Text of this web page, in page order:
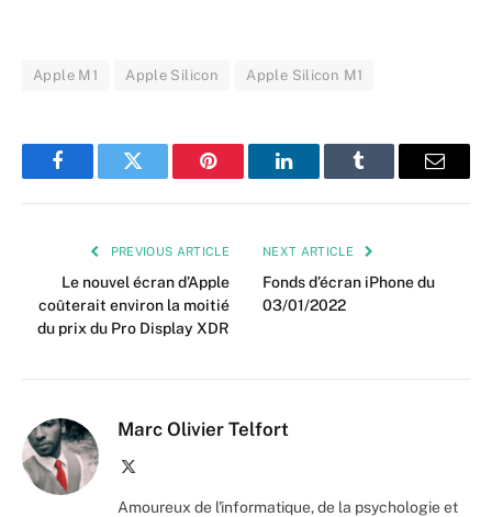
Apple M1 Apple Silicon Apple Silicon M1
FacebookTwitter Pinterest LinkedInTumblr Email
PREVIOUS ARTICLE
Le nouvel écran d’Apple
coûterait environ la moitié
du prix du Pro Display XDR
NEXT ARTICLE
Fonds d’écran iPhone du
03/01/2022
Marc Olivier Telfort
Amoureux de l'informatique, de la psychologie et